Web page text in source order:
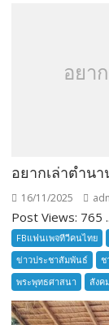
อยา
อยากเล่าตำน
16/11/2025
Post Views: 765
FBแฟนเพจทีวีคนไทย
ข่าวประชาสัมพันธ์
ช
พระพุทธศาสนา
สังค